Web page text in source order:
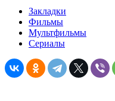
Закладки
Фильмы
Мультфильмы
Сериалы